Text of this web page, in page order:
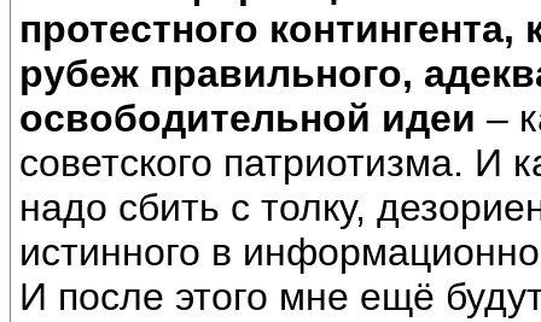
протестного
рубеж правильного,
освободительной идеи –
советского патриотизма. И
надо сбить с толку,
истинного в
И после этого мне ещё